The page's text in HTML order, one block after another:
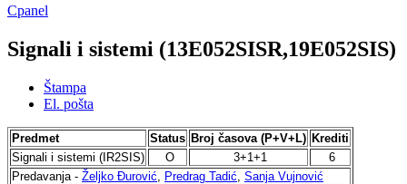
Cpanel
Signali i sistemi (13Е052SISR,19Е052SIS)
Štampa
El. pošta
Predmet Status Broj časova (P+V+L) Krediti
Signali i sistemi (IR2SIS)
O 3+1+1
6
Predavanja - Željko Đurović Predrag Tadić Sanja Vujnović